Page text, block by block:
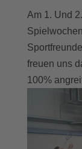
Am 1. Und
freuen uns
100%